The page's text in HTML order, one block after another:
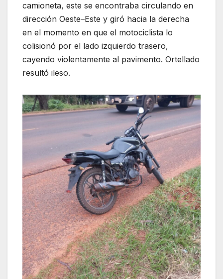
camioneta, este se encontraba circulando en
dirección Oeste–Este y giró hacia la derecha
en el momento en que el motociclista lo
colisionó por el lado izquierdo trasero,
cayendo violentamente al pavimento. Ortellado
resultó ileso.